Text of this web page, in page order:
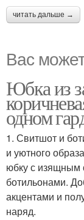
читать дальше →
Вас
Юбка из
одном
1. Свитшот и
и уютного
юбку с
ботильонами.
акцентами и
наряд.